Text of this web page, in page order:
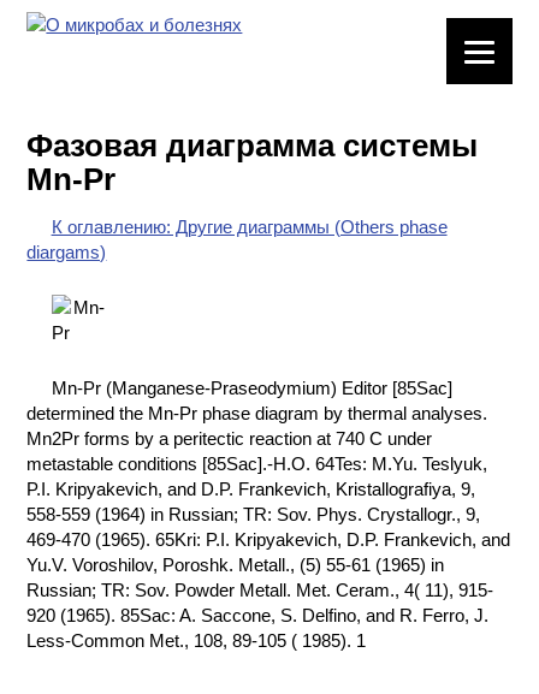
ХИМИЧЕСКАЯ
ПОСУДА
ВРЕДНЫЕ
ФАКТОРЫ
ХИМИЯ НА
ПРОИЗВОДСТВЕ
И ХИМИЧЕСКАЯ
ТЕХНОЛОГИЯ
КОНТАКТЫ
Фазовая диаграмма системы
Mn-Pr
К оглавлению: Другие диаграммы (Others phase
diargams)
Mn-Pr (Manganese-Praseodymium) Editor [85Sac]
determined the Mn-Pr phase diagram by thermal analyses.
Mn2Pr forms by a peritectic reaction at 740 C under
metastable conditions [85Sac].-H.O. 64Tes: M.Yu. Teslyuk,
P.I. Kripyakevich, and D.P. Frankevich, Kristallografiya, 9,
558-559 (1964) in Russian; TR: Sov. Phys. Crystallogr., 9,
469-470 (1965). 65Kri: P.I. Kripyakevich, D.P. Frankevich, and
Yu.V. Voroshilov, Poroshk. Metall., (5) 55-61 (1965) in
Russian; TR: Sov. Powder Metall. Met. Ceram., 4( 11), 915-
920 (1965). 85Sac: A. Saccone, S. Delfino, and R. Ferro, J.
Less-Common Met., 108, 89-105 ( 1985). 1